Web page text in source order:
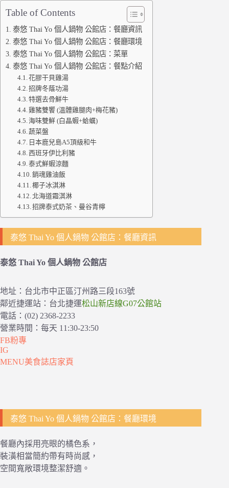
Table of Contents
泰悠 Thai Yo 個人鍋物 公館店：餐廳資訊
泰悠 Thai Yo 個人鍋物 公館店：餐廳環境
泰悠 Thai Yo 個人鍋物 公館店：菜單
泰悠 Thai Yo 個人鍋物 公館店：餐點介紹
花膠干貝雞湯
招牌冬蔭功湯
特選去骨鮮牛
雞豬雙饗 (溫體雞腿肉+梅花豬)
海味雙鮮 (白晶蝦+蛤蠣)
蔬菜盤
日本鹿兒島A5頂級和牛
西班牙伊比利豬
泰式鮮蝦涼麵
銷魂雞油飯
椰子冰淇淋
北海道霜淇淋
招牌泰式奶茶、曼谷青檸
泰悠 Thai Yo 個人鍋物 公館店：餐廳資訊
泰悠 Thai Yo 個人鍋物 公館店
地址：台北市中正區汀州路三段163號
鄰近捷運站：台北捷運松山新店線G07公館站
電話：(02) 2368-2233
營業時間：每天 11:30-23:50
FB粉專
IG
MENU美食誌店家頁
泰悠 Thai Yo 個人鍋物 公館店：餐廳環境
餐廳內採用亮眼的橘色系，
裝潢相當簡約帶有時尚感，
空間寬敞環境整潔舒適。